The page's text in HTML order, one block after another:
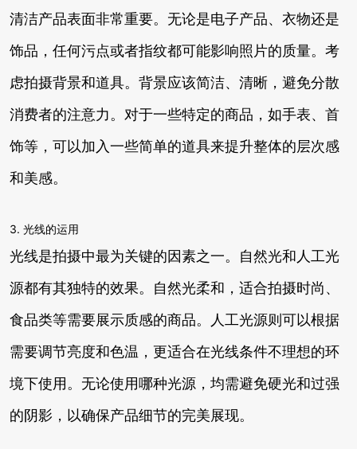
清洁产品表面非常重要。无论是电子产品、衣物还是
饰品，任何污点或者指纹都可能影响照片的质量。考
虑拍摄背景和道具。背景应该简洁、清晰，避免分散
消费者的注意力。对于一些特定的商品，如手表、首
饰等，可以加入一些简单的道具来提升整体的层次感
和美感。
3. 光线的运用
光线是拍摄中最为关键的因素之一。自然光和人工光
源都有其独特的效果。自然光柔和，适合拍摄时尚、
食品类等需要展示质感的商品。人工光源则可以根据
需要调节亮度和色温，更适合在光线条件不理想的环
境下使用。无论使用哪种光源，均需避免硬光和过强
的阴影，以确保产品细节的完美展现。